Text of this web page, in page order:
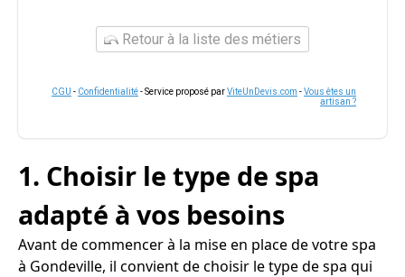
Retour à la liste des métiers
CGU - Confidentialité- Service proposé parViteUnDevis.com -Vous êtes un
artisan ?
1. Choisir le type de spa
adapté à vos besoins
Avant de commencer à la mise en place de votre spa
à Gondeville, il convient de choisir le type de spa qui